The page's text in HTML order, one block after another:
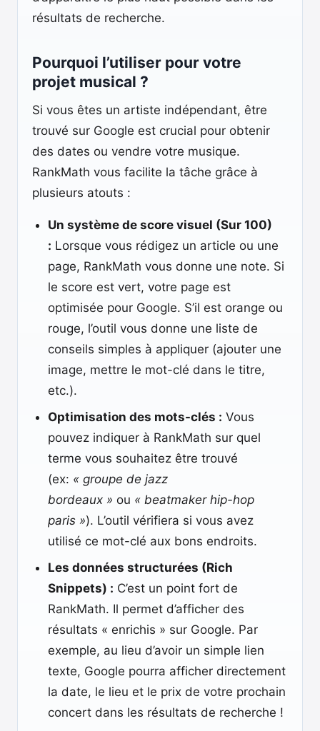
résultats de recherche.
Pourquoi l’utiliser pour votre
projet musical ?
Si vous êtes un artiste indépendant, être
trouvé sur Google est crucial pour obtenir
des dates ou vendre votre musique.
RankMath vous facilite la tâche grâce à
plusieurs atouts :
Un système de score visuel (Sur 100)
: Lorsque vous rédigez un article ou une
page, RankMath vous donne une note. Si
le score est vert, votre page est
optimisée pour Google. S’il est orange ou
rouge, l’outil vous donne une liste de
conseils simples à appliquer (ajouter une
image, mettre le mot-clé dans le titre,
etc.).
Optimisation des mots-clés : Vous
pouvez indiquer à RankMath sur quel
terme vous souhaitez être trouvé
(ex: « groupe de jazz
bordeaux » ou « beatmaker hip-hop
paris »). L’outil vérifiera si vous avez
utilisé ce mot-clé aux bons endroits.
Les données structurées (Rich
Snippets) : C’est un point fort de
RankMath. Il permet d’afficher des
résultats « enrichis » sur Google. Par
exemple, au lieu d’avoir un simple lien
texte, Google pourra afficher directement
la date, le lieu et le prix de votre prochain
concert dans les résultats de recherche !